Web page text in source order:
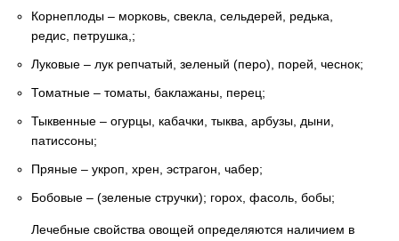
Корнеплоды – морковь, свекла, сельдерей, редька,
редис, петрушка,;
Луковые – лук репчатый, зеленый (перо), порей, чеснок;
Томатные – томаты, баклажаны, перец;
Тыквенные – огурцы, кабачки, тыква, арбузы, дыни,
патиссоны;
Пряные – укроп, хрен, эстрагон, чабер;
Бобовые – (зеленые стручки); горох, фасоль, бобы;
Лечебные свойства овощей определяются наличием в